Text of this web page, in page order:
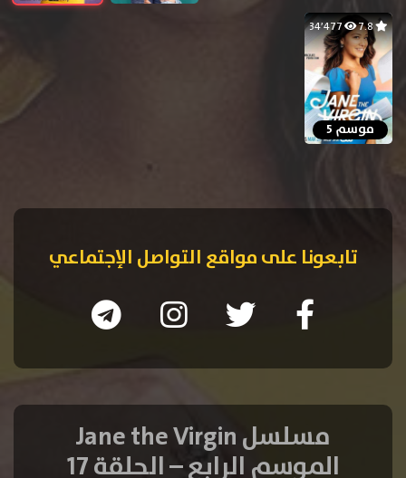
7.8
موسم 5
تابعونا على مواقع التواصل الإجتماعي
مسلسل Jane the Virgin
الموسم الرابع – الحلقة 17